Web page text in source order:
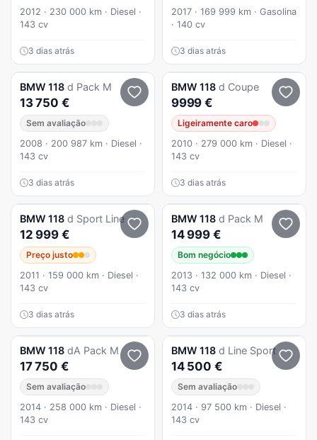
2012 · 230 000 km · Diesel ·
143 cv
3 dias atrás
2017 · 169 999 km · Gasolina
· 140 cv
3 dias atrás
BMW 118 d Pack M
13 750 €
Sem avaliação
2008 · 200 987 km · Diesel ·
143 cv
3 dias atrás
BMW 118 d Coupe
9999 €
Ligeiramente caro
2010 · 279 000 km · Diesel ·
143 cv
3 dias atrás
BMW 118 d Sport Line
12 999 €
Preço justo
2011 · 159 000 km · Diesel ·
143 cv
3 dias atrás
BMW 118 d Pack M
14 999 €
Bom negócio
2013 · 132 000 km · Diesel ·
143 cv
3 dias atrás
BMW 118 dA Pack M
17 750 €
Sem avaliação
2014 · 258 000 km · Diesel ·
143 cv
BMW 118 d Line Sport
14 500 €
Sem avaliação
2014 · 97 500 km · Diesel ·
143 cv